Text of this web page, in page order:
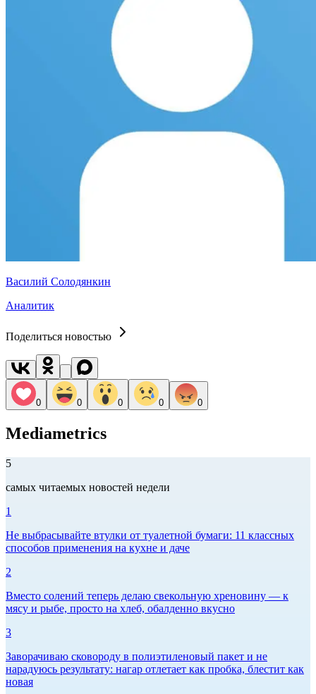
Василий Солодянкин
Аналитик
Поделиться новостью
0 0 0 0 0
Mediametrics
5
самых читаемых новостей недели
1
Не выбрасывайте втулки от туалетной бумаги: 11 классных
способов применения на кухне и даче
2
Вместо солений теперь делаю свекольную хреновину — к
мясу и рыбе, просто на хлеб, обалденно вкусно
3
Заворачиваю сковороду в полиэтиленовый пакет и не
нарадуюсь результату: нагар отлетает как пробка, блестит как
новая